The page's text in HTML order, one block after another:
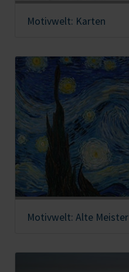
Motivwelt: Karten
Motivwelt: Alte Meister